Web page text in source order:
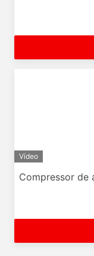
Vídeo
Compressor de